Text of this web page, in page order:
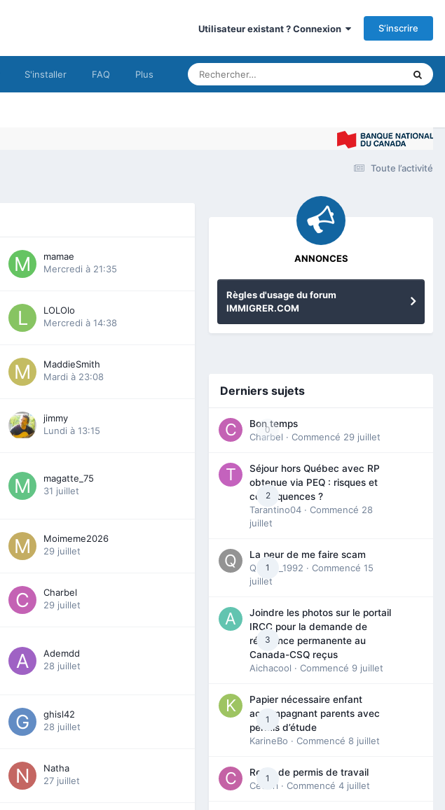
Utilisateur existant ? Connexion S’inscrire
S'installer FAQ Plus
Toute l’activité
mamae
Mercredi à 21:35
LOLOlo
Mercredi à 14:38
MaddieSmith
Mardi à 23:08
jimmy
Lundi à 13:15
magatte_75
31 juillet
Moimeme2026
29 juillet
Charbel
29 juillet
Ademdd
28 juillet
ghisl42
28 juillet
Natha
27 juillet
ANNONCES
Règles d'usage du forum
IMMIGRER.COM
Derniers sujets
0
Bon temps
Charbel · Commencé 29 juillet
2
Séjour hors Québec avec RP
obtenue via PEQ : risques et
conséquences ?
Tarantino04 · Commencé 28
juillet
1
La peur de me faire scam
Queen_1992 · Commencé 15
juillet
3
Joindre les photos sur le portail
IRCC pour la demande de
résidence permanente au
Canada-CSQ reçus
Aichacool · Commencé 9 juillet
1
Papier nécessaire enfant
accompagnant parents avec
permis d’étude
KarineBo · Commencé 8 juillet
1
Refus de permis de travail
Cedbri · Commencé 4 juillet